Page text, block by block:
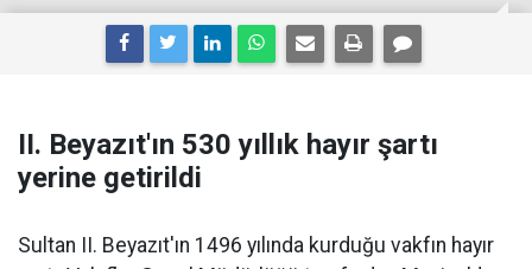
II. Beyazıt'ın 530 yıllık hayır şartı
yerine getirildi
Sultan II. Beyazıt'ın 1496 yılında kurduğu vakfın hayır